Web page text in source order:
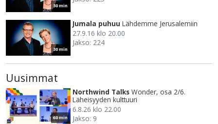
30 min
30 min
Jumala puhuu Lähdemme Jerusalemiin
27.9.16 klo 20.00
Jakso: 224
Uusimmat
60 min
Northwind Talks Wonder, osa 2/6.
Läheisyyden kulttuuri
6.8.26 klo 22.00
Jakso: 9